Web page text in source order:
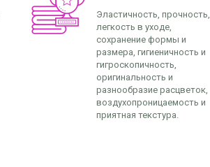
Эластичность, прочность,
легкость в уходе,
сохранение формы и
размера, гигиеничность и
гигроскопичность,
оригинальность и
разнообразие расцветок,
воздухопроницаемость и
приятная текстура.